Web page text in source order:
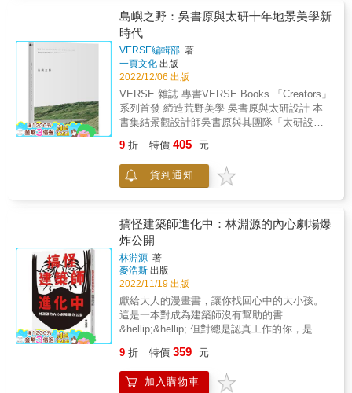
各時期重要建築波瀾壯闊的執業實況，像龐畢
度中心，其背後執行規劃的複雜與詭譎，與這
棟驚世駭俗的建築相比毫不遜色！ ▎國際競圖
的開山祖師，建築生涯最大成就與爭議 Richard
Rogers在最沒有人力和資源的38歲，與Renzo
Piano打敗681件作品，成為巴黎龐畢度中心競
圖的贏家。揭曉的那一刻，眾人一陣恐慌，因
為沒人聽過Piano + Rogers事務所。溝通過程
中，這組英國與義大利建築師被要求要全程用
法語奮戰，外界的詆毀此時也排山倒海而來，
也不願看到作品在龐畢度中心展出。」開幕前
的下雨天，一位優雅的老婦人在聽聞Richard
Rogers是這棟建築的設計師後，立刻不發一
至，最後的正式開幕，他們都必須努力爭取才
獲得邀請，然而批評的聲浪，卻在一夜之間逆
轉，因為大排的人龍，等著參觀那棟「醜陋的
闖入者」。開幕一年有七百萬人參觀（超過羅
浮宮和艾菲爾鐵塔的總和）。 ▎誰怕查爾斯王
子？戰鬥建築師的煉成 Richard Rogers被認為
是二十一世紀最激進的建築設計師之一，作品
包括龐畢度中心、千禧巨蛋、波爾多法院、利
德賀大樓、勞氏大樓；獲得建築最高榮譽斯特
林獎、普立茲克獎。Richard Rogers的建築之
納、巴黎市長建築顧問，並帶領「建築和都市
最引人矚目的原因不僅是獲獎次數最多，更難
得的是，他們在相對短暫的建築生涯中，創造
出最多的傳世之作，完成設計作品的良率非常
驚人。 本書分三大部分。因為「靜謐與光線」
（Silence and Light）是路易斯．康最後的哲學
概念，第一部分「靜謐與光明的建築旅程」呈
現路康的小傳，介紹路康的成長背景、各階段
作品背後的構想與影響。第二部分「空間本質
析。第三部分「建築的內在革命」讓我們看
備系統增添了生命力與現代性，誠如他所言
「建築是深思熟慮的空間創造」（Architecture
is the thoughtful making of space），建築除
了機能角色之外，還可以喚起人類永恆價值的
情感與象徵意義。 路易斯&bull;康出生於蘇聯
所控制之下的愛沙尼亞，原本的姓氏為舒慕伊
羅斯基（Schmuilowsky）的猶太家庭，在改名
為路易斯&bull;康之前，名為萊瑟-伊澤
（Leiser-Itze Schmuilowsky），親朋好友都叫
他路（Lou）。本書內文皆已「路康」稱之。
以下摘錄自路易斯．康所說： ◇ 建築的價值在
於能成為社會進步的工具。建築應該要為追求
個人與社會的福祉而努力。建築師不僅只是在
設計上將房子蓋得更漂亮，更要提出讓大眾能
有更美好生活的設計案。 ◇ 除非空間中有自然
光，否則不能稱之為建築空間，人工光無法照
島嶼之野：吳書原與太研十年地景美學新
時代
VERSE編輯部 著
一頁文化 出版
2022/12/06 出版
VERSE 雜誌 專書VERSE Books 「Creators」
系列首發 締造荒野美學 吳書原與太研設計 本
書集結景觀設計師吳書原與其團隊「太研設
灣豐富在地物種，讓他們獨樹一格的野美學在
島嶼上遍地開花，改變台灣公共空間的綠景、
私人建築的花園樣貌，為台灣景觀設計開啟新
9 折 特價 405 元
貨到通知
搞怪建築師進化中：林淵源的內心劇場爆
炸公開
林淵源 著
麥浩斯 出版
2022/11/19 出版
獻給大人的漫畫書，讓你找回心中的大小孩。
這是一本對成為建築師沒有幫助的書
&hellip;&hellip; 但對總是認真工作的你，是一
甘被單一身分侷限的林淵源， 首度以「漫畫
家」之姿進軍圖文漫畫界， 運用黑白線條簡單
純粹的畫風， 幽默坦率地將建築師的心路歷程
9 折 特價 359 元
加入購物車